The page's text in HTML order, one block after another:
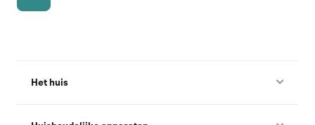
Het huis